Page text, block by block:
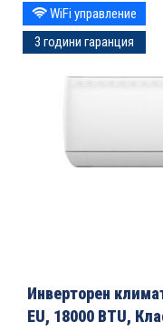
Преминете
към
края
на
WiFi управление
3 години гаранция
към
началото
на
Инверторен
EU, 18000 BTU,